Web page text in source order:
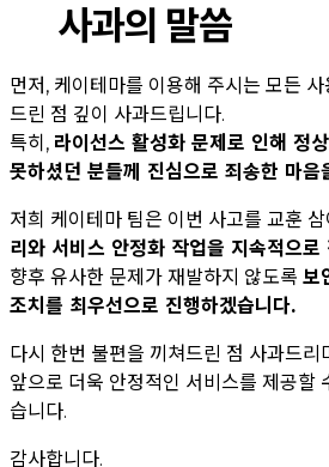
사과의 말씀
먼저, 케이테마를 이용해 주시는 모든
드린 점 깊이 사과드립니다.
특히, 라이선스 활성화 문제로 인해 정
못하셨던 분들께 진심으로 죄송한 마음
저희 케이테마 팀은 이번 사고를 교훈
리와 서비스 안정화 작업을 지속적으로
향후 유사한 문제가 재발하지 않도록 보
조치를 최우선으로 진행하겠습니다.
다시 한번 불편을 끼쳐드린 점 사과드리
앞으로 더욱 안정적인 서비스를 제공할
습니다.
감사합니다.